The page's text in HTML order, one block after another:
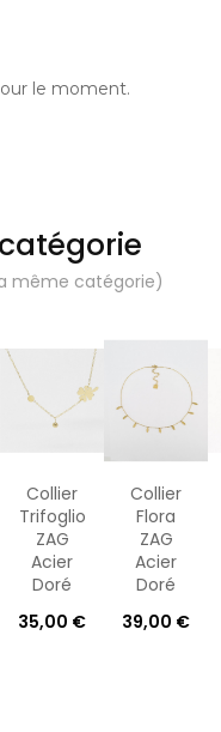
le moment.
même catégorie)
Collier
Trifoglio
ZAG
Acier
Doré
35,00 €
Collier
Flora
ZAG
Acier
Doré
39,00 €